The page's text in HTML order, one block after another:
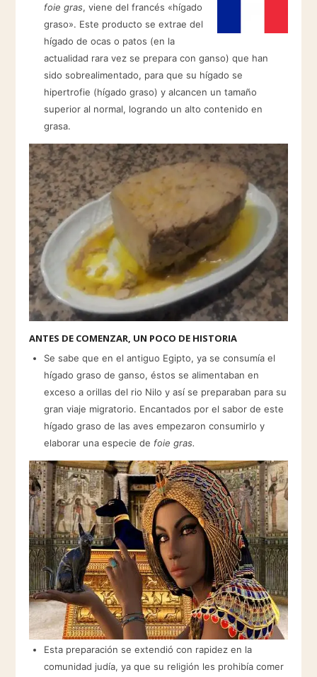
foie gras, viene del francés «hígado
graso». Este producto se extrae del
hígado de ocas o patos (en la
actualidad rara vez se prepara con ganso) que han
sido sobrealimentado, para que su hígado se
hipertrofie (hígado graso) y alcancen un tamaño
superior al normal, logrando un alto contenido en
grasa.
ANTES DE COMENZAR, UN POCO DE HISTORIA
Se sabe que en el antiguo Egipto, ya se consumía el
hígado graso de ganso, éstos se alimentaban en
exceso a orillas del rio Nilo y así se preparaban para su
gran viaje migratorio. Encantados por el sabor de este
hígado graso de las aves empezaron consumirlo y
elaborar una especie de foie gras.
Esta preparación se extendió con rapidez en la
comunidad judía, ya que su religión les prohibía comer